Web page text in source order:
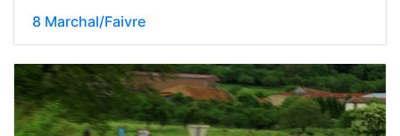
8 Marchal/Faivre